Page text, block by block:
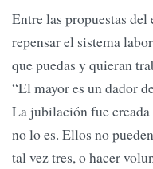
Entre las propuestas del
repensar el sistema
que puedas y quieran
“El mayor es un dador
La jubilación fue
no lo es. Ellos no
tal vez tres, o hacer